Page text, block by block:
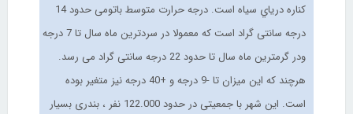
كناره درياي سياه است. درجه حرارت متوسط باتومی حدود 14
درجه سانتی گراد است که معمولا در سردترین ماه سال تا 7 درجه
ودر گرمترین ماه سال تا حدود 22 درجه سانتی گراد می رسد.
هرچند که این میزان تا -9 درجه و +40 درجه نیز متغیر بوده
است. این شهر با جمعیتی در حدود 122.000 نفر ، بندری بسیار